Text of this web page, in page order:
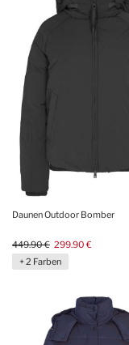
Daunen Outdoor Bomber
449.90 € 299.90 €
+ 2 Farben